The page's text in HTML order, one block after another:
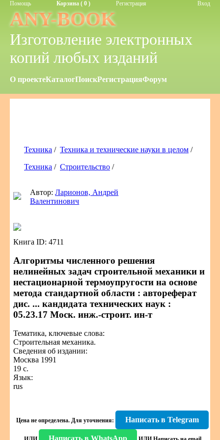
Помощь Корзина ( 0 ) Регистрация Вход
ANY-BOOK
Изготовление электронных
копий любых изданий
О проектеКаталогПоискРегистрацияФорум
Техника / Техника и технические науки в целом /
Техника / Строительство /
Автор:Ларионов, Андрей
Валентинович
Книга ID: 4711
Алгоритмы численного решения
нелинейных задач строительной механики и
нестационарной термоупругости на основе
метода стандартной области : автореферат
дис. ... кандидата технических наук :
05.23.17 Моск. инж.-строит. ин-т
Тематика, ключевые слова:
Строительная механика.
Сведения об издании:
Москва 1991
19 с.
Язык:
rus
Цена не определена. Для уточнения: Написать в Telegram
Написать в WhatsApp